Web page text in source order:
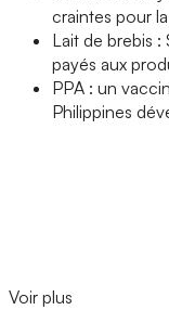
craintes pour
Lait de brebis :
payés aux
PPA : un
Philippines
Voir plus